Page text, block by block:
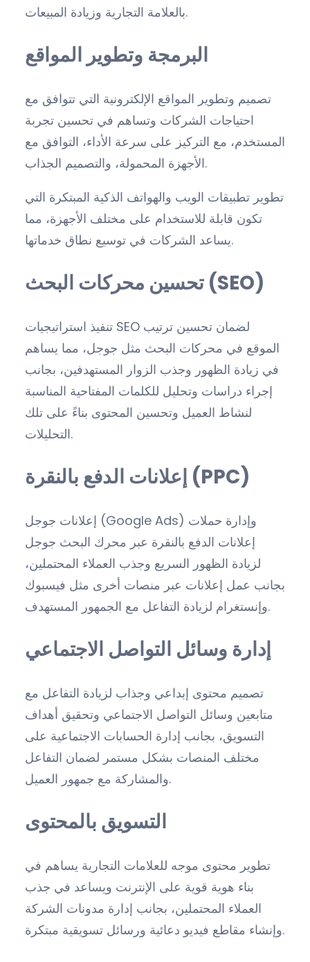
بالعلامة التجارية وزيادة المبيعات.
البرمجة وتطوير المواقع
تصميم وتطوير المواقع الإلكترونية التي تتوافق مع
احتياجات الشركات وتساهم في تحسين تجربة
المستخدم، مع التركيز على سرعة الأداء، التوافق مع
الأجهزة المحمولة، والتصميم الجذاب.
تطوير تطبيقات الويب والهواتف الذكية المبتكرة التي
تكون قابلة للاستخدام على مختلف الأجهزة، مما
يساعد الشركات في توسيع نطاق خدماتها.
تحسين محركات البحث (SEO)
تنفيذ استراتيجيات SEO لضمان تحسين ترتيب
الموقع في محركات البحث مثل جوجل، مما يساهم
في زيادة الظهور وجذب الزوار المستهدفين، بجانب
إجراء دراسات وتحليل للكلمات المفتاحية المناسبة
لنشاط العميل وتحسين المحتوى بناءً على تلك
التحليلات.
إعلانات الدفع بالنقرة (PPC)
إعلانات جوجل (Google Ads) وإدارة حملات
إعلانات الدفع بالنقرة عبر محرك البحث جوجل
لزيادة الظهور السريع وجذب العملاء المحتملين،
بجانب عمل إعلانات عبر منصات أخرى مثل فيسبوك
وإنستغرام لزيادة التفاعل مع الجمهور المستهدف.
إدارة وسائل التواصل الاجتماعي
تصميم محتوى إبداعي وجذاب لزيادة التفاعل مع
متابعين وسائل التواصل الاجتماعي وتحقيق أهداف
التسويق، بجانب إدارة الحسابات الاجتماعية على
مختلف المنصات بشكل مستمر لضمان التفاعل
والمشاركة مع جمهور العميل.
التسويق بالمحتوى
تطوير محتوى موجه للعلامات التجارية يساهم في
بناء هوية قوية على الإنترنت ويساعد في جذب
العملاء المحتملين، بجانب إدارة مدونات الشركة
وإنشاء مقاطع فيديو دعائية ورسائل تسويقية مبتكرة.